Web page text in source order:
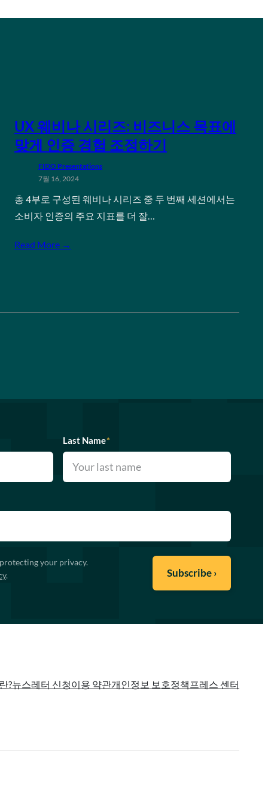
UX 웨비나 시리즈: 비즈니스 목표에
맞게 인증 경험 조정하기
FIDO Presentations
7월 16, 2024
총 4부로 구성된 웨비나 시리즈 중 두 번째 세션에서는
소비자 인증의 주요 지표를 더 잘…
Read More →
Last Name*
your privacy.
.
?뉴스레터 신청이용 약관개인정보 보호정책 프레스 센터